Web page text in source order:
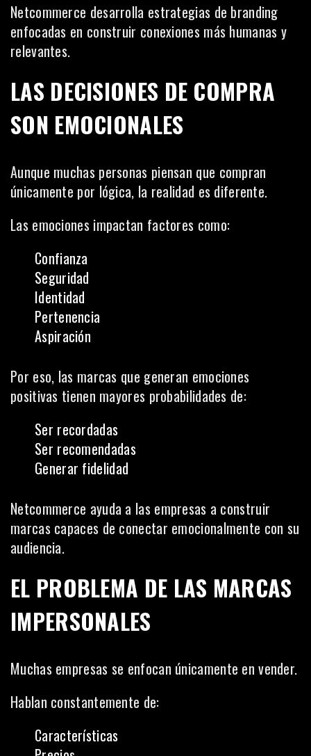
Netcommerce desarrolla estrategias de branding
enfocadas en construir conexiones más humanas y
relevantes.
LAS DECISIONES DE COMPRA
SON EMOCIONALES
Aunque muchas personas piensan que compran
únicamente por lógica, la realidad es diferente.
Las emociones impactan factores como:
Confianza
Seguridad
Identidad
Pertenencia
Aspiración
Por eso, las marcas que generan emociones
positivas tienen mayores probabilidades de:
Ser recordadas
Ser recomendadas
Generar fidelidad
Netcommerce ayuda a las empresas a construir
marcas capaces de conectar emocionalmente con su
audiencia.
EL PROBLEMA DE LAS MARCAS
IMPERSONALES
Muchas empresas se enfocan únicamente en vender.
Hablan constantemente de:
Características